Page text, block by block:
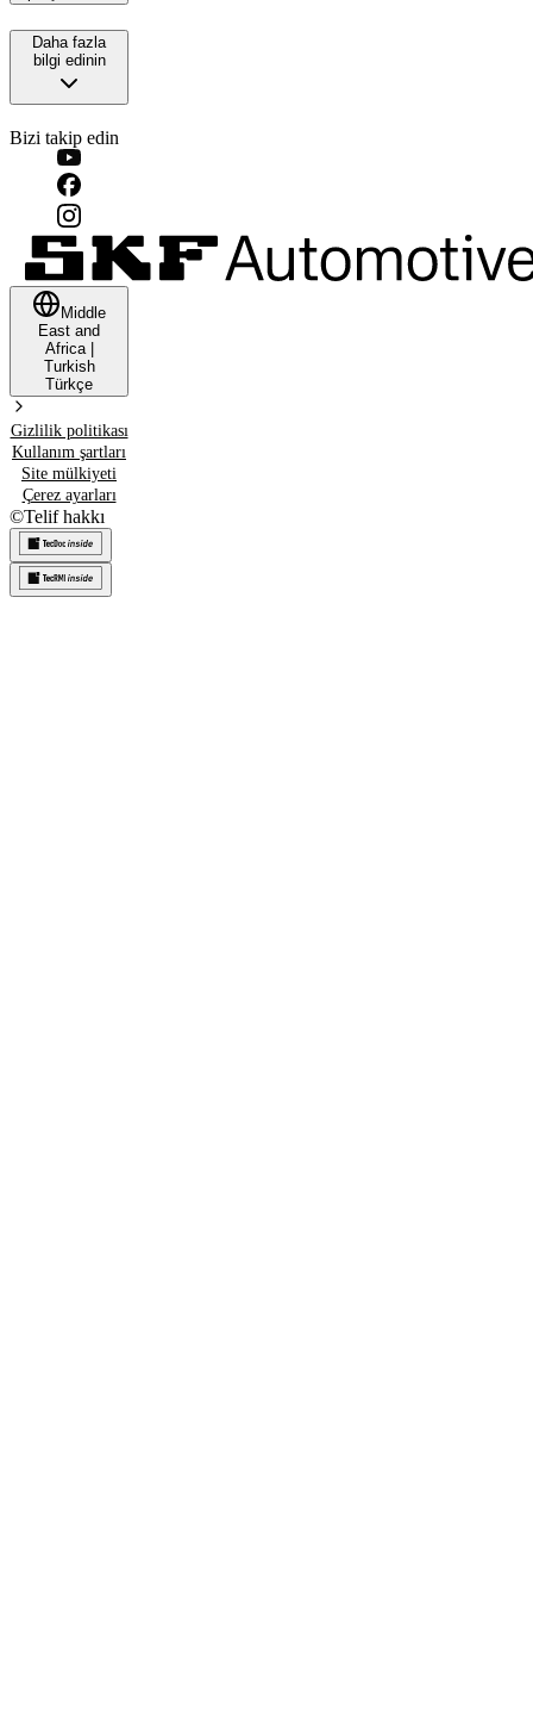
Daha fazla
bilgi edinin
Bizi takip edin
Middle
East and
Africa|
Turkish
Türkçe
Gizlilik politikası
Kullanım şartları
Site mülkiyeti
Çerez ayarları
©Telif hakkı